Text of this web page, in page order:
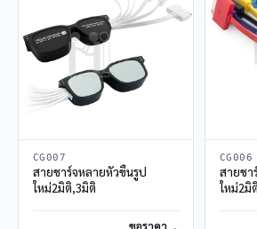
CG007
สายชาร์จหลายหัวขึ้นรูป
ใหม่2มิติ,3มิติ
ขอราคา
CG006
สายชา
ใหม่2มิ